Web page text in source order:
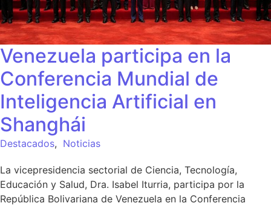
Venezuela participa en la
Conferencia Mundial de
Inteligencia Artificial en
Shanghái
Destacados, Noticias
La vicepresidencia sectorial de Ciencia, Tecnología,
Educación y Salud, Dra. Isabel Iturria, participa por la
República Bolivariana de Venezuela en la Conferencia